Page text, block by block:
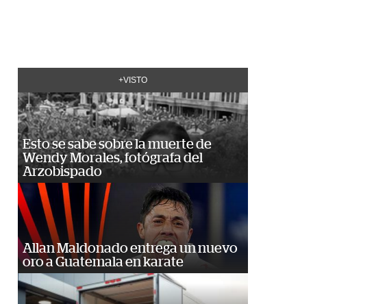
+VISTO
Esto se sabe sobre la muerte de
Wendy Morales, fotógrafa del
Arzobispado
Allan Maldonado entrega un nuevo
oro a Guatemala en karate